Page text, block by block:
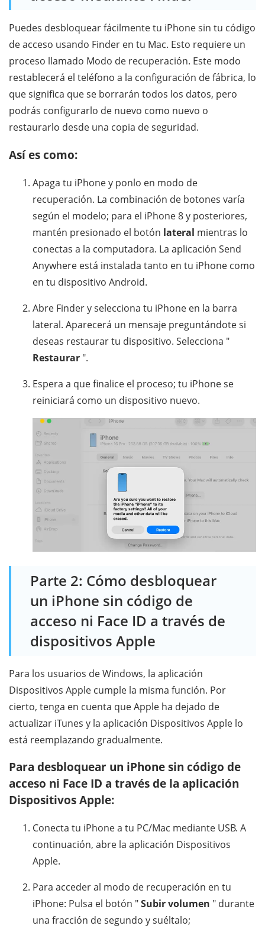
Puedes desbloquear fácilmente tu iPhone sin tu código
de acceso usando Finder en tu Mac. Esto requiere un
proceso llamado Modo de recuperación. Este modo
restablecerá el teléfono a la configuración de fábrica, lo
que significa que se borrarán todos los datos, pero
podrás configurarlo de nuevo como nuevo o
restaurarlo desde una copia de seguridad.
Así es como:
Apaga tu iPhone y ponlo en modo de
recuperación. La combinación de botones varía
según el modelo; para el iPhone 8 y posteriores,
mantén presionado el botón lateral mientras lo
conectas a la computadora. La aplicación Send
Anywhere está instalada tanto en tu iPhone como
en tu dispositivo Android.
Abre Finder y selecciona tu iPhone en la barra
lateral. Aparecerá un mensaje preguntándote si
deseas restaurar tu dispositivo. Selecciona "
Restaurar ".
Espera a que finalice el proceso; tu iPhone se
reiniciará como un dispositivo nuevo.
Parte 2: Cómo desbloquear
un iPhone sin código de
acceso ni Face ID a través de
dispositivos Apple
Para los usuarios de Windows, la aplicación
Dispositivos Apple cumple la misma función. Por
cierto, tenga en cuenta que Apple ha dejado de
actualizar iTunes y la aplicación Dispositivos Apple lo
está reemplazando gradualmente.
Para desbloquear un iPhone sin código de
acceso ni Face ID a través de la aplicación
Dispositivos Apple:
Conecta tu iPhone a tu PC/Mac mediante USB. A
continuación, abre la aplicación Dispositivos
Apple.
Para acceder al modo de recuperación en tu
iPhone: Pulsa el botón "Subir volumen " durante
una fracción de segundo y suéltalo;